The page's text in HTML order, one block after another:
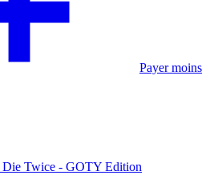
Payer moins
Die Twice - GOTY Edition